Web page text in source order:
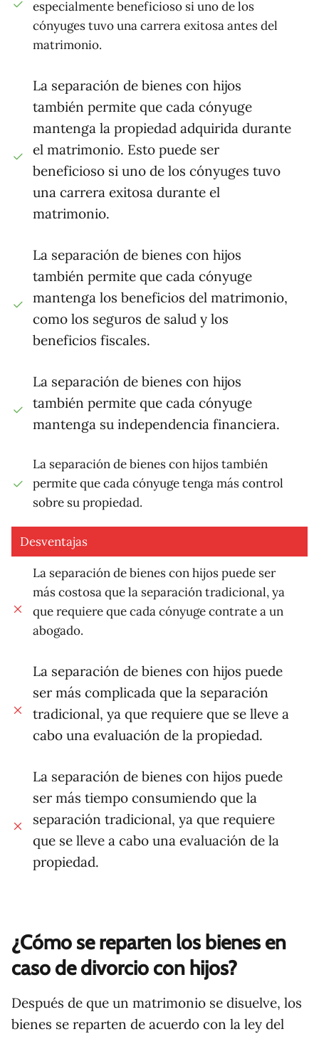
especialmente beneficioso si uno de los
cónyuges tuvo una carrera exitosa antes del
matrimonio.
La separación de bienes con hijos
también permite que cada cónyuge
mantenga la propiedad adquirida durante
el matrimonio. Esto puede ser
beneficioso si uno de los cónyuges tuvo
una carrera exitosa durante el
matrimonio.
La separación de bienes con hijos
también permite que cada cónyuge
mantenga los beneficios del matrimonio,
como los seguros de salud y los
beneficios fiscales.
La separación de bienes con hijos
también permite que cada cónyuge
mantenga su independencia financiera.
La separación de bienes con hijos también
permite que cada cónyuge tenga más control
sobre su propiedad.
Desventajas
La separación de bienes con hijos puede ser
más costosa que la separación tradicional, ya
que requiere que cada cónyuge contrate a un
abogado.
La separación de bienes con hijos puede
ser más complicada que la separación
tradicional, ya que requiere que se lleve a
cabo una evaluación de la propiedad.
La separación de bienes con hijos puede
ser más tiempo consumiendo que la
separación tradicional, ya que requiere
que se lleve a cabo una evaluación de la
propiedad.
¿Cómo se reparten los bienes en
caso de divorcio con hijos?
Después de que un matrimonio se disuelve, los
bienes se reparten de acuerdo con la ley del